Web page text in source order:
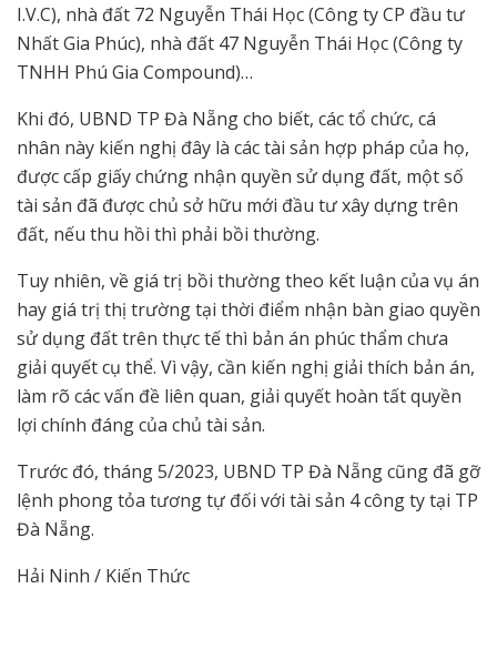
I.V.C), nhà đất 72 Nguyễn Thái Học (Công ty CP đầu tư
Nhất Gia Phúc), nhà đất 47 Nguyễn Thái Học (Công ty
TNHH Phú Gia Compound)…
Khi đó, UBND TP Đà Nẵng cho biết, các tổ chức, cá
nhân này kiến nghị đây là các tài sản hợp pháp của họ,
được cấp giấy chứng nhận quyền sử dụng đất, một số
tài sản đã được chủ sở hữu mới đầu tư xây dựng trên
đất, nếu thu hồi thì phải bồi thường.
Tuy nhiên, về giá trị bồi thường theo kết luận của vụ án
hay giá trị thị trường tại thời điểm nhận bàn giao quyền
sử dụng đất trên thực tế thì bản án phúc thẩm chưa
giải quyết cụ thể. Vì vậy, cần kiến nghị giải thích bản án,
làm rõ các vấn đề liên quan, giải quyết hoàn tất quyền
lợi chính đáng của chủ tài sản.
Trước đó, tháng 5/2023, UBND TP Đà Nẵng cũng đã gỡ
lệnh phong tỏa tương tự đối với tài sản 4 công ty tại TP
Đà Nẵng.
Hải Ninh / Kiến Thức